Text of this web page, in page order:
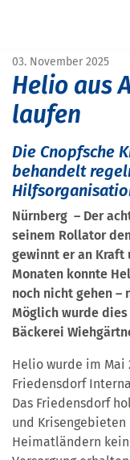
03. November 2025
Helio aus
laufen
Die Cnopfsche
behandelt
Nürnberg – Der
seinem Rollator
gewinnt er an Kraft
Monaten konnte
noch nicht gehen –
Möglich wurde
Bäckerei
Helio wurde im Mai
Friedensdorf
Das Friedensdorf
und
Heimatländern